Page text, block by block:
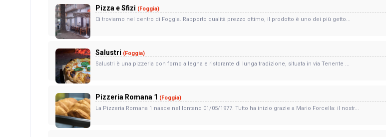
Pizza e Sfizi (Foggia)
Ci troviamo nel centro di Foggia. Rapporto qualità prezzo ottimo, il prodotto è uno dei più getto...
Salustri (Foggia)
Salustri è una pizzeria con forno a legna e ristorante di lunga tradizione, situata in via Tenente ...
Pizzeria Romana 1 (Foggia)
La Pizzeria Romana 1 nasce nel lontano 01/05/1977. Tutto ha inizio grazie a Mario Forcella: il nostr...